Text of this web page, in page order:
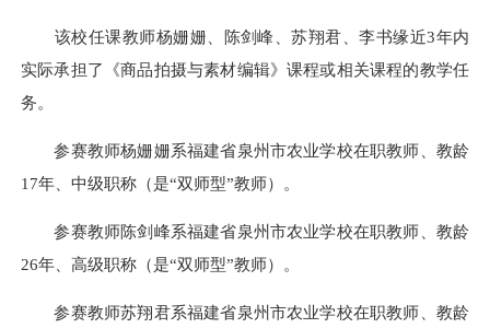
该校任课教师杨姗姗、陈剑峰、苏翔君、李书缘近3年内
实际承担了《商品拍摄与素材编辑》课程或相关课程的教学任
务。
参赛教师杨姗姗系福建省泉州市农业学校在职教师、教龄
17年、中级职称（是“双师型”教师）。
参赛教师陈剑峰系福建省泉州市农业学校在职教师、教龄
26年、高级职称（是“双师型”教师）。
参赛教师苏翔君系福建省泉州市农业学校在职教师、教龄